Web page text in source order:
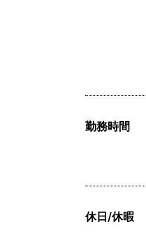
勤務時間
休日/休暇